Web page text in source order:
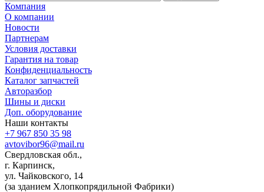
Компания
О компании
Новости
Партнерам
Условия доставки
Гарантия на товар
Конфиденциальность
Каталог запчастей
Авторазбор
Шины и диски
Доп. оборудование
Наши контакты
+7 967 850 35 98
avtovibor96@mail.ru
Свердловская обл.,
г. Карпинск,
ул. Чайковского, 14
(за зданием Хлопкопрядильной Фабрики)